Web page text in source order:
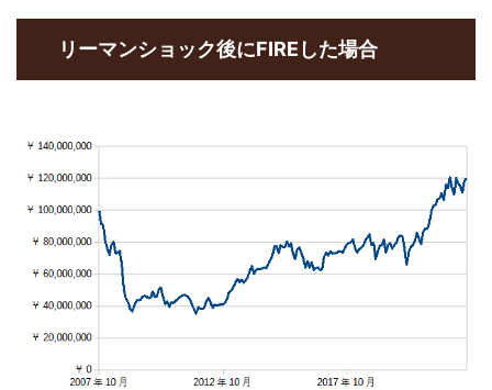
リーマンショック後にFIREした場合